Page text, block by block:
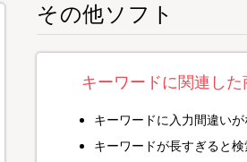
その他ソフト
キーワードに関連した
キーワードに入力間違いが
キーワードが長すぎると